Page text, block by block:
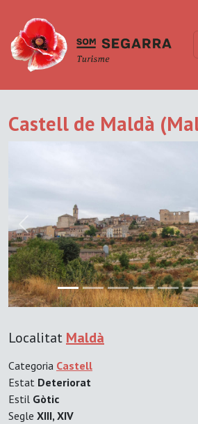
Castell de Maldà
Previous
Localitat Maldà
Categoria Castell
Estat Deteriorat
Estil Gòtic
Segle XIII, XIV